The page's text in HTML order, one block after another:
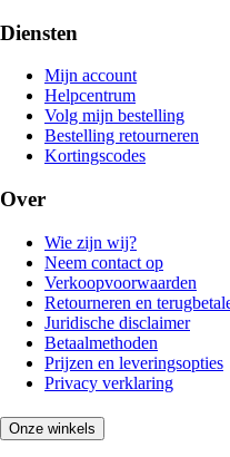
Diensten
Mijn account
Helpcentrum
Volg mijn bestelling
Bestelling retourneren
Kortingscodes
Over
Wie zijn wij?
Neem contact op
Verkoopvoorwaarden
Retourneren en
Juridische disclaimer
Betaalmethoden
Prijzen en leveringsopties
Privacy verklaring
Onze winkels